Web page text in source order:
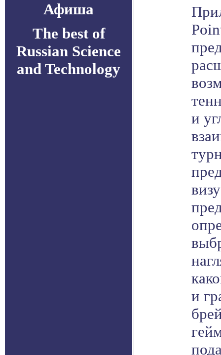
Афиша
The best of
Russian Science
and Technology
и
и